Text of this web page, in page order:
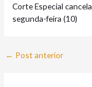
Corte Especial
segunda-feira (10)
← Post anterior